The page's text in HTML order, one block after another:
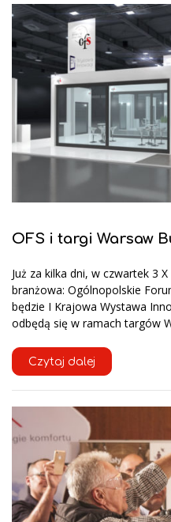
OFS i targi Warsaw
Już za kilka dni, w czwartek 3
branżowa: Ogólnopolskie
będzie I Krajowa Wystawa
odbędą się w ramach targów
Czytaj dalej